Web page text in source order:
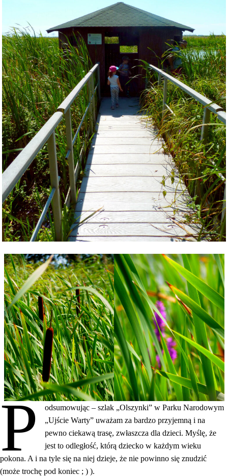
P
odsumowując – szlak „Olszynki” w Parku Narodowym
„Ujście Warty” uważam za bardzo przyjemną i na
pewno ciekawą trasę, zwłaszcza dla dzieci. Myślę, że
jest to odległość, którą dziecko w każdym wieku
pokona. A i na tyle się na niej dzieje, że nie powinno się znudzić
(może trochę pod koniec ; ) ).